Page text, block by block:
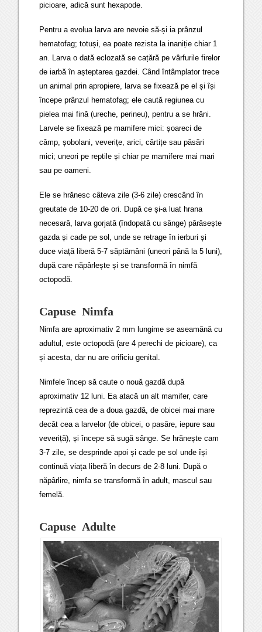
picioare, adică sunt hexapode.
Pentru a evolua larva are nevoie să-și ia prânzul
hematofag; totuși, ea poate rezista la inaniție chiar 1
an. Larva o dată eclozată se cațără pe vârfurile firelor
de iarbă în așteptarea gazdei. Când întâmplator trece
un animal prin apropiere, larva se fixează pe el și își
începe prânzul hematofag; ele caută regiunea cu
pielea mai fină (ureche, perineu), pentru a se hrăni.
Larvele se fixează pe mamifere mici: șoareci de
câmp, șobolani, veverițe, arici, cârtițe sau păsări
mici; uneori pe reptile și chiar pe mamifere mai mari
sau pe oameni.
Ele se hrănesc câteva zile (3-6 zile) crescând în
greutate de 10-20 de ori. După ce și-a luat hrana
necesară, larva gorjată (îndopată cu sânge) părăsește
gazda și cade pe sol, unde se retrage în ierburi și
duce viață liberă 5-7 săptămâni (uneori până la 5 luni),
după care năpârlește și se transformă în nimfă
octopodă.
Capuse Nimfa
Nimfa are aproximativ 2 mm lungime se aseamănă cu
adultul, este octopodă (are 4 perechi de picioare), ca
și acesta, dar nu are orificiu genital.
Nimfele încep să caute o nouă gazdă după
aproximativ 12 luni. Ea atacă un alt mamifer, care
reprezintă cea de a doua gazdă, de obicei mai mare
decât cea a larvelor (de obicei, o pasăre, iepure sau
veveriță), și începe să sugă sânge. Se hrănește cam
3-7 zile, se desprinde apoi și cade pe sol unde își
continuă viața liberă în decurs de 2-8 luni. După o
năpârlire, nimfa se transformă în adult, mascul sau
femelă.
Capuse Adulte